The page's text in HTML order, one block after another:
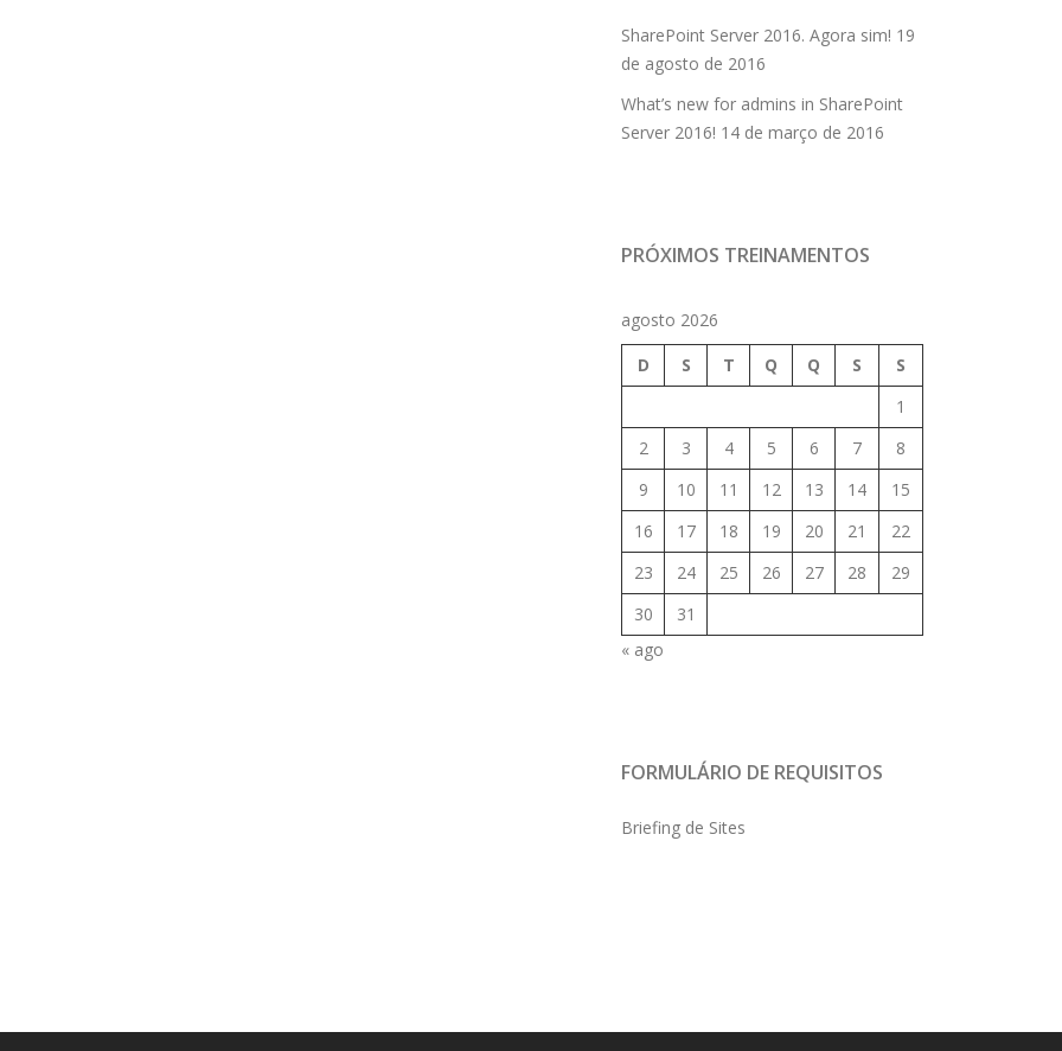
SharePoint Server 2016. Agora sim! 19
de agosto de 2016
What’s new for admins in SharePoint
Server 2016! 14 de março de 2016
PRÓXIMOS TREINAMENTOS
agosto 2026
D
S T Q Q S
S
1
2
3 4 5 6 7
8
9
10 11 12 13 14
15
16
17 18 19 20 21
22
23
24 25 26 27 28
29
30
31
« ago
FORMULÁRIO DE REQUISITOS
Briefing de Sites